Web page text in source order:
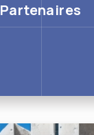
Partenaires